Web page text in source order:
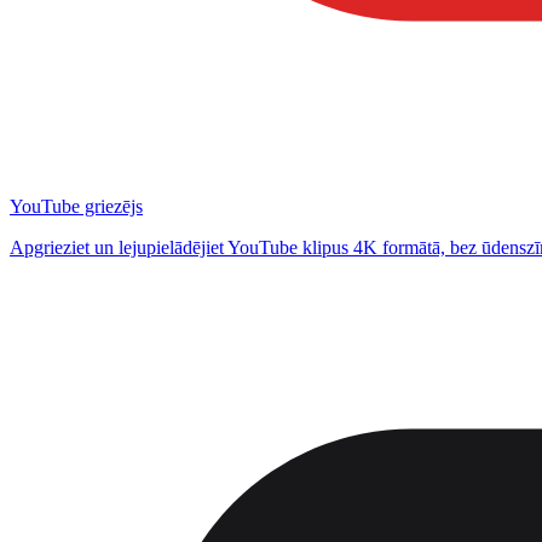
YouTube griezējs
Apgrieziet un lejupielādējiet YouTube klipus 4K formātā, bez